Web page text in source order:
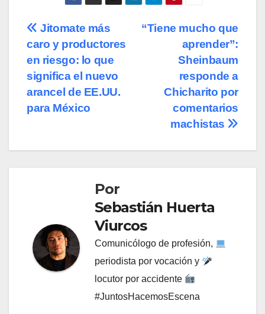
Navegación
de
entradas
“Tiene mucho que
aprender”:
Sheinbaum
responde a
Chicharito por
comentarios
machistas
Jitomate más
caro y productores
en riesgo: lo que
significa el nuevo
arancel de EE.UU.
para México
Por
Sebastián Huerta
Viurcos
Comunicólogo de profesión,
periodista por vocación y
locutor por accidente
#JuntosHacemosEscena